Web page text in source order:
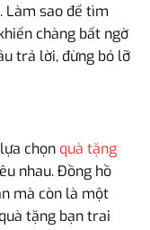
Làm sao để tìm
chàng bất ngờ
trả lời, đừng bỏ lỡ
chọn quà tặng
nhau. Đồng hồ
mà còn là một
tặng bạn trai